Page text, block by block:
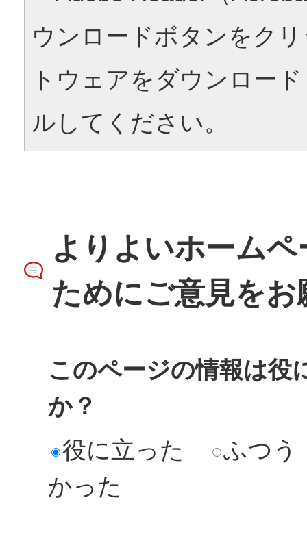
ウンロードボタンをク
トウェアをダウンロー
ルしてください。
よりよいホーム
ためにご意見を
このページの情報は役
か？
役に立った
ふつう
かった